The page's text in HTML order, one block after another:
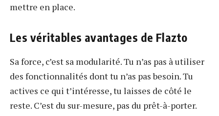
mettre en place.
Les véritables avantages de Flazto
Sa force, c’est sa modularité. Tu n’as pas à utiliser
des fonctionnalités dont tu n’as pas besoin. Tu
actives ce qui t’intéresse, tu laisses de côté le
reste. C’est du sur-mesure, pas du prêt-à-porter.